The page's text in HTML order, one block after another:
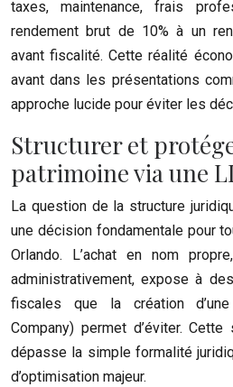
taxes, maintenance, frais
rendement brut de 10% à un
avant fiscalité. Cette réalité
avant dans les présentations
approche lucide pour éviter les
Structurer et
patrimoine via une
La question de la structure
une décision fondamentale pour
Orlando. L’achat en nom
administrativement, expose à
fiscales que la création
Company) permet d’éviter. Cette
dépasse la simple formalité
d’optimisation majeur.